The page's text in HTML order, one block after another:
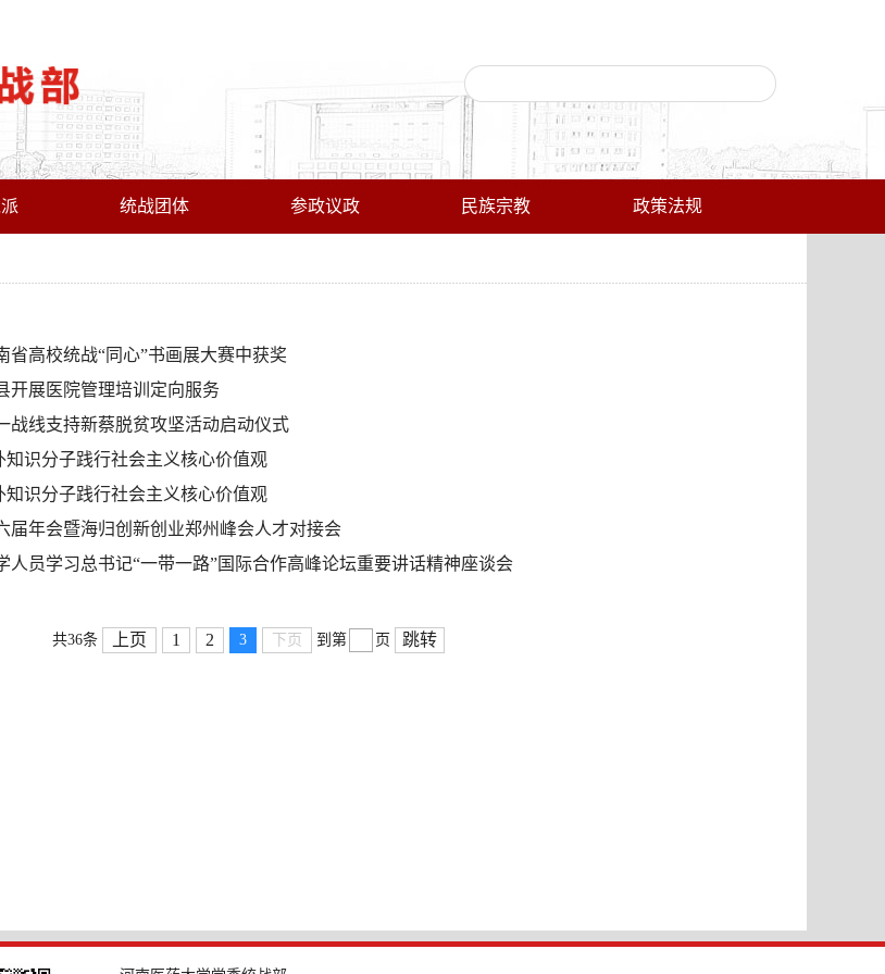
统战团体 参政议政 民族宗教 政策法规
省高校统战“同心”书画展大赛中获奖
开展医院管理培训定向服务
战线支持新蔡脱贫攻坚活动启动仪式
知识分子践行社会主义核心价值观
知识分子践行社会主义核心价值观
届年会暨海归创新创业郑州峰会人才对接会
人员学习总书记“一带一路”国际合作高峰论坛重要讲话精神座谈会
共36条 上页 1 2 3 下页 到第 页 跳转